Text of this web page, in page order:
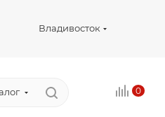
Владивосток
0